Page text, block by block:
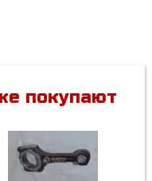
покупают